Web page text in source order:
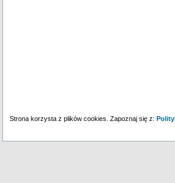
Strona korzysta z plików cookies. Zapoznaj się z: